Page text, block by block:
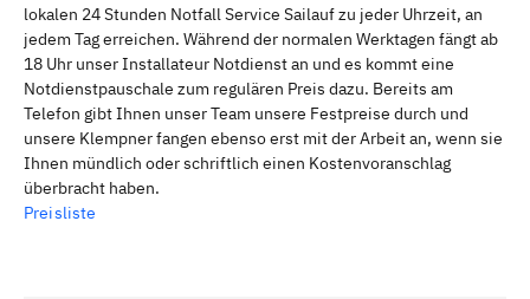
lokalen 24 Stunden Notfall Service Sailauf zu jeder Uhrzeit, an
jedem Tag erreichen. Während der normalen Werktagen fängt ab
18 Uhr unser Installateur Notdienst an und es kommt eine
Notdienstpauschale zum regulären Preis dazu. Bereits am
Telefon gibt Ihnen unser Team unsere Festpreise durch und
unsere Klempner fangen ebenso erst mit der Arbeit an, wenn sie
Ihnen mündlich oder schriftlich einen Kostenvoranschlag
überbracht haben.
Preisliste